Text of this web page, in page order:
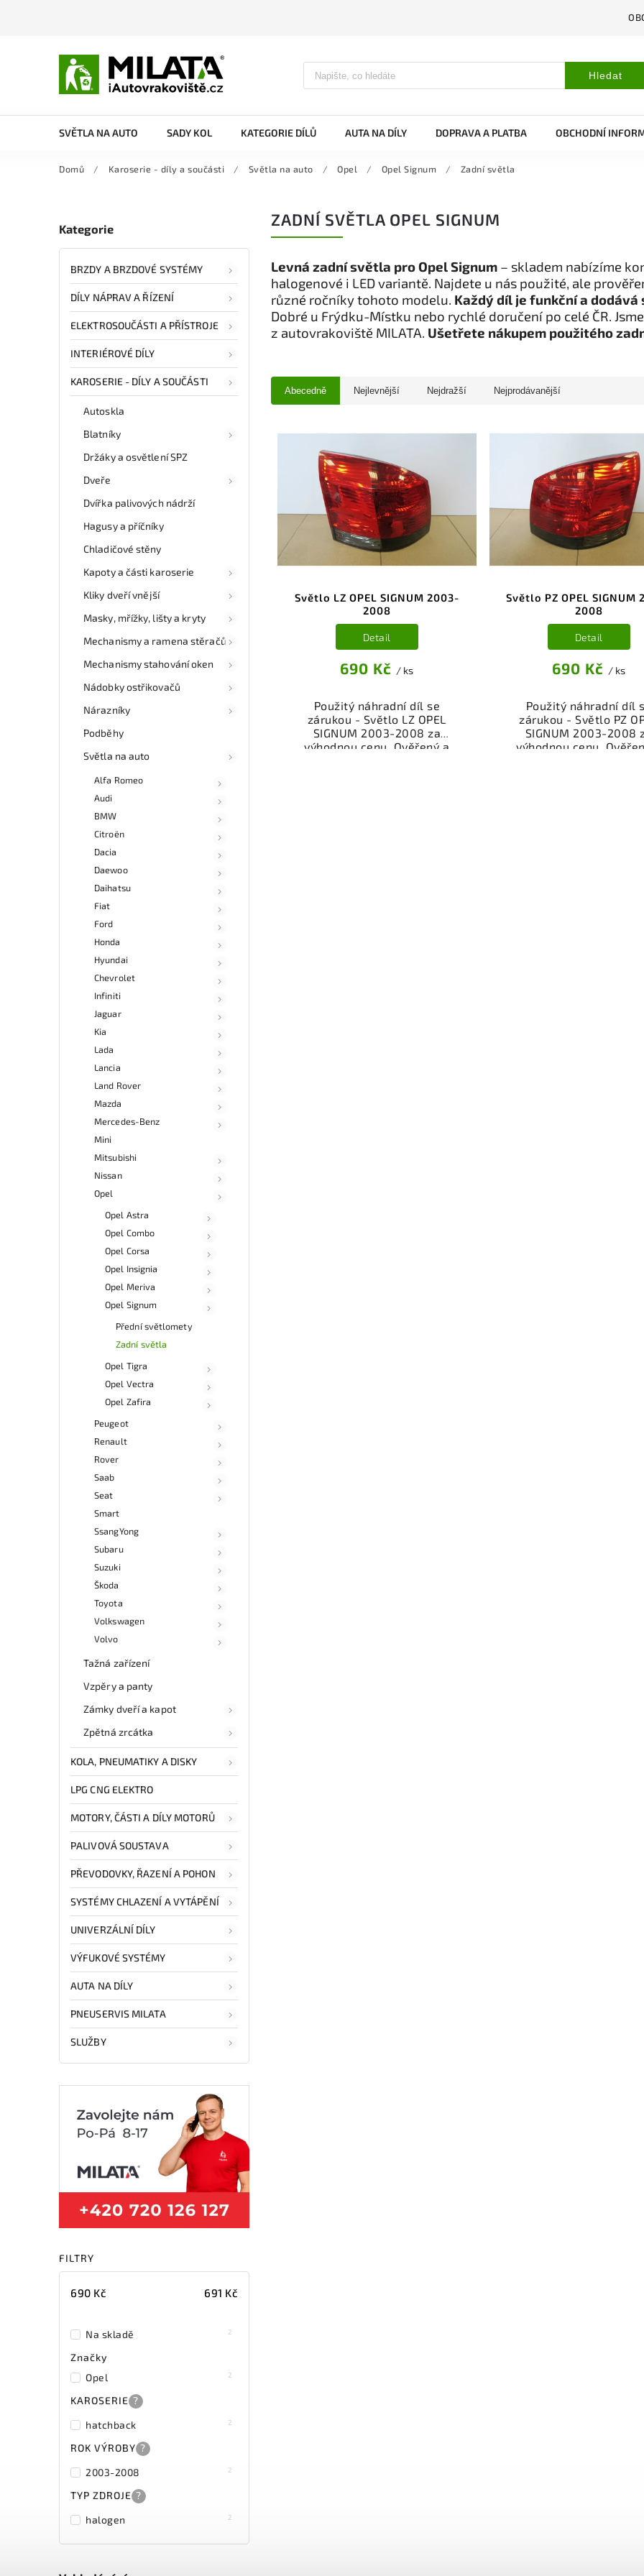
Hledat
SVĚTLA NA AUTO SADY KOL KATEGORIE DÍLŮ AUTA NA DÍLY DOPRAVA A PLATBA OBCHODNÍ
Domů / Karoserie - díly a součásti / Světla na auto / Opel / Opel Signum / Zadní světla
Kategorie
BRZDY A BRZDOVÉ SYSTÉMY
DÍLY NÁPRAV A ŘÍZENÍ
ELEKTROSOUČÁSTI A PŘÍSTROJE
INTERIÉROVÉ DÍLY
KAROSERIE - DÍLY A SOUČÁSTI
Autoskla
Blatníky
Držáky a osvětlení SPZ
Dveře
Dvířka palivových nádrží
Hagusy a příčníky
Chladičové stěny
Kapoty a části karoserie
Kliky dveří vnější
Masky, mřížky, lišty a kryty
Mechanismy a ramena stěračů
Mechanismy stahování oken
Nádobky ostřikovačů
Nárazníky
Podběhy
Světla na auto
Alfa Romeo
Audi
BMW
Citroën
Dacia
Daewoo
Daihatsu
Fiat
Ford
Honda
Hyundai
Chevrolet
Infiniti
Jaguar
Kia
Lada
Lancia
Land Rover
Mazda
Mercedes-Benz
Mini
Mitsubishi
Nissan
Opel
Opel Astra
Opel Combo
Opel Corsa
Opel Insignia
Opel Meriva
Opel Signum
Přední světlomety
Zadní světla
Opel Tigra
Opel Vectra
Opel Zafira
Peugeot
Renault
Rover
Saab
Seat
Smart
SsangYong
Subaru
Suzuki
Škoda
Toyota
Volkswagen
Volvo
Tažná zařízení
Vzpěry a panty
Zámky dveří a kapot
Zpětná zrcátka
KOLA, PNEUMATIKY A DISKY
LPG CNG ELEKTRO
MOTORY, ČÁSTI A DÍLY MOTORŮ
PALIVOVÁ SOUSTAVA
PŘEVODOVKY, ŘAZENÍ A POHON
SYSTÉMY CHLAZENÍ A VYTÁPĚNÍ
UNIVERZÁLNÍ DÍLY
VÝFUKOVÉ SYSTÉMY
AUTA NA DÍLY
PNEUSERVIS MILATA
SLUŽBY
FILTRY
690 Kč 691 Kč
Na skladě 2
Značky
Opel
2
KAROSERIE ?
hatchback
2
ROK VÝROBY ?
2003-2008
2
TYP ZDROJE ?
halogen
2
ZADNÍ SVĚTLA OPEL SIGNUM
Levná zadní světla pro Opel Signum – skladem nabízíme
halogenové i LED variantě. Najdete u nás použité, ale
různé ročníky tohoto modelu. Každý díl je funkční a dodává
Dobré u Frýdku-Místku nebo rychlé doručení po celé ČR.
z autovrakoviště MILATA. Ušetřete nákupem použitého
Abecedně Nejlevnější Nejdražší Nejprodávanější
Světlo LZ OPEL SIGNUM 2003-
2008
690 Kč / ks
Detail
Použitý náhradní díl se
zárukou - Světlo LZ OPEL
SIGNUM 2003-2008 za
výhodnou cenu. Ověřený a
Světlo PZ OPEL SIGNUM
2008
690 Kč / ks
Detail
Použitý náhradní díl
zárukou - Světlo PZ
SIGNUM 2003-2008
výhodnou cenu.